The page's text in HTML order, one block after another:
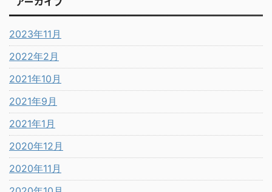
2023年11月
2022年2月
2021年10月
2021年9月
2021年1月
2020年12月
2020年11月